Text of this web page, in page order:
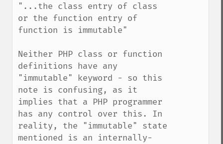
"...the class entry of class
or the function entry of
function is immutable"
Neither PHP class or function
definitions have any
"immutable" keyword - so this
note is confusing, as it
implies that a PHP programmer
has any control over this. In
reality, the "immutable" state
mentioned is an internally-